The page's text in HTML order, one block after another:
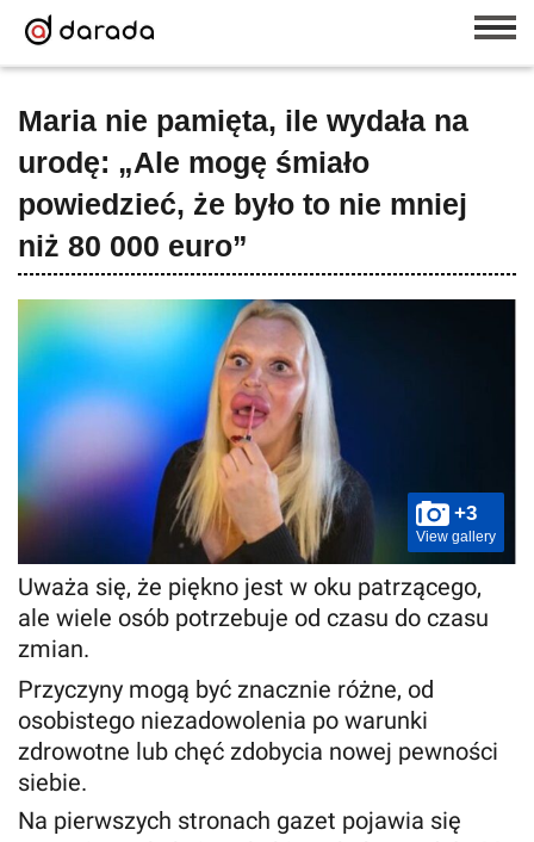
Maria nie pamięta, ile wydała na
urodę: „Ale mogę śmiało
powiedzieć, że było to nie mniej
niż 80 000 euro”
+3
View gallery
Uważa się, że piękno jest w oku patrzącego,
ale wiele osób potrzebuje od czasu do czasu
zmian.
Przyczyny mogą być znacznie różne, od
osobistego niezadowolenia po warunki
zdrowotne lub chęć zdobycia nowej pewności
siebie.
Na pierwszych stronach gazet pojawia się